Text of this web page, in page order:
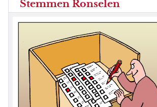
Stemmen Ronselen